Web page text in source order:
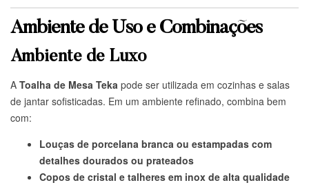
Ambiente de Uso e Combinações
Ambiente de Luxo
A Toalha de Mesa Teka pode ser utilizada em cozinhas e salas
de jantar sofisticadas. Em um ambiente refinado, combina bem
com:
Louças de porcelana branca ou estampadas com
detalhes dourados ou prateados
Copos de cristal e talheres em inox de alta qualidade